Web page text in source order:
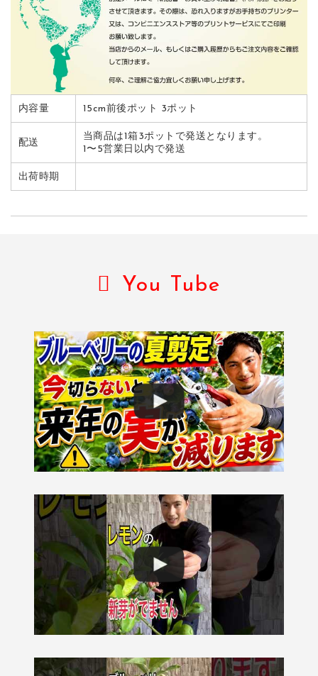
内容量 15cm前後ポット 3ポット
配送
当商品は1箱3ポットで発送となります。
1〜5営業日以内で発送
出荷時期
You Tube